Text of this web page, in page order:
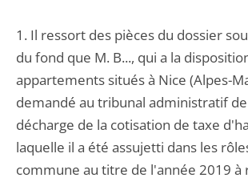
1. Il ressort des pièces du dossier
du fond que M. B..., qui a la
appartements situés à Nice (Alpes-
demandé au tribunal administratif
décharge de la cotisation de taxe
laquelle il a été assujetti dans les
commune au titre de l'année 2019 à